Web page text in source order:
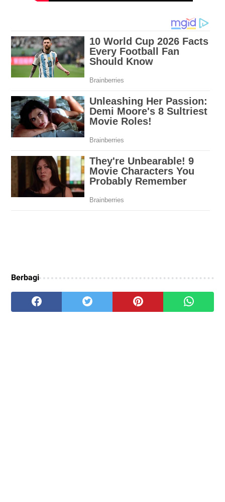
Berbagi